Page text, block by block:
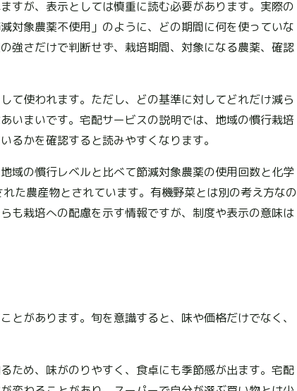
すが、表示としては慎重に読む必要があります。実際の
対象農薬不使用」のように、どの期間に何を使っていな
強さだけで判断せず、栽培期間、対象になる農薬、確認
て使われます。ただし、どの基準に対してどれだけ減ら
いまいです。宅配サービスの説明では、地域の慣行栽培
るかを確認すると読みやすくなります。
域の慣行レベルと比べて節減対象農薬の使用回数と化学
た農産物とされています。有機野菜とは別の考え方なの
も栽培への配慮を示す情報ですが、制度や表示の意味は
があります。旬を意識すると、味や価格だけでなく、
ため、味がのりやすく、食卓にも季節感が出ます。宅配